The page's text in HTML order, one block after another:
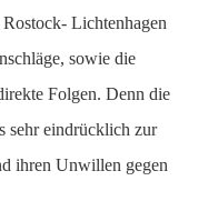
Lichtenhagen
sowie die
Folgen. Denn die
sehr eindrücklich zur
ihren Unwillen gegen